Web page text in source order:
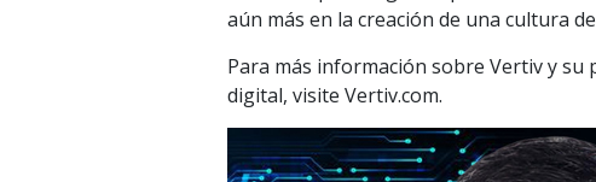
aún más en la creación de una cultura
Para más información sobre Vertiv y
digital, visite Vertiv.com.